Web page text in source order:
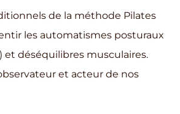
de la méthode Pilates
les automatismes posturaux
et déséquilibres musculaires.
et acteur de nos